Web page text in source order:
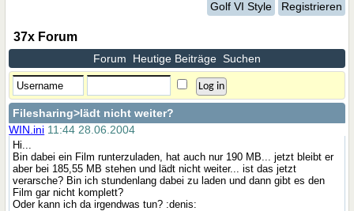
Golf VI Style Registrieren
37x Forum
Forum Heutige Beiträge Suchen
Filesharing>lädt nicht weiter?
WIN.ini 11:44 28.06.2004
Hi...
Bin dabei ein Film runterzuladen, hat auch nur 190 MB... jetzt bleibt er
aber bei 185,55 MB stehen und lädt nicht weiter... ist das jetzt
verarsche? Bin ich stundenlang dabei zu laden und dann gibt es den
Film gar nicht komplett?
Oder kann ich da irgendwas tun? :denis: